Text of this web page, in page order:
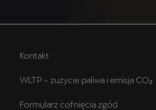
Kontakt
WLTP – zużycie paliwa i emisja CO₂
Formularz cofnięcia zgód